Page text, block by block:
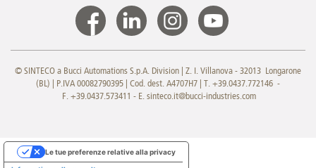
© SINTECO a Bucci Automations S.p.A. Division | Z. I. Villanova - 32013 Longarone
(BL) | P.IVA 00082790395 | Cod. dest. A4707H7 | T. +39.0437.772146 -
F. +39.0437.573411 - E. sinteco.it@bucci-industries.com
Le tue preferenze relative alla privacy